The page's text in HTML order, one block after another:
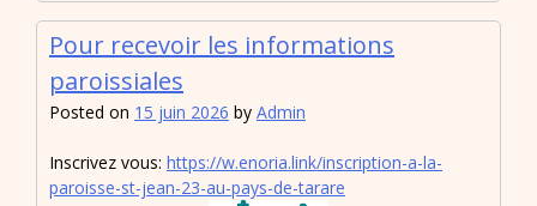
Pour recevoir les informations
paroissiales
Posted on 15 juin 2026 by Admin
Inscrivez vous: https://w.enoria.link/inscription-a-la-
paroisse-st-jean-23-au-pays-de-tarare